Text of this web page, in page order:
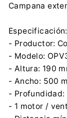
Campana
Especificación:
- Productor:
- Modelo:
- Altura: 190
- Ancho: 500
- Profundidad:
- 1 motor /